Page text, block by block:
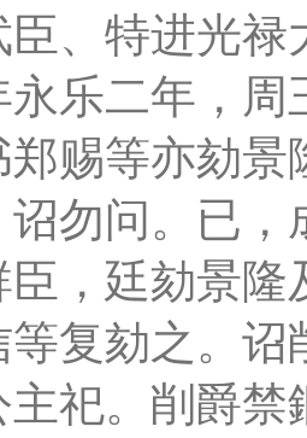
臣、特进光
永乐二年，周
郑赐等亦劾
诏勿问。已，
臣，廷劾景隆
等复劾之。诏
主祀。削爵禁